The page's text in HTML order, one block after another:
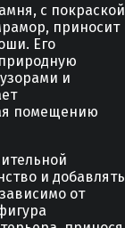
с покраской
приносит
Его
и
помещению
и добавлять
от